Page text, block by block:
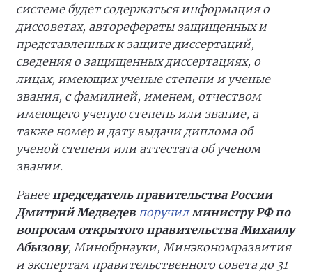
системе будет содержаться информация о
диссоветах, авторефераты защищенных и
представленных к защите диссертаций,
сведения о защищенных диссертациях, о
лицах, имеющих ученые степени и ученые
звания, с фамилией, именем, отчеством
имеющего ученую степень или звание, а
также номер и дату выдачи диплома об
ученой степени или аттестата об ученом
звании.
Ранеепредседатель правительства России
Дмитрий Медведев поручил министру РФ по
вопросам открытого правительства Михаилу
Абызову, Минобрнауки, Минэкономразвития
и экспертам правительственного совета до 31